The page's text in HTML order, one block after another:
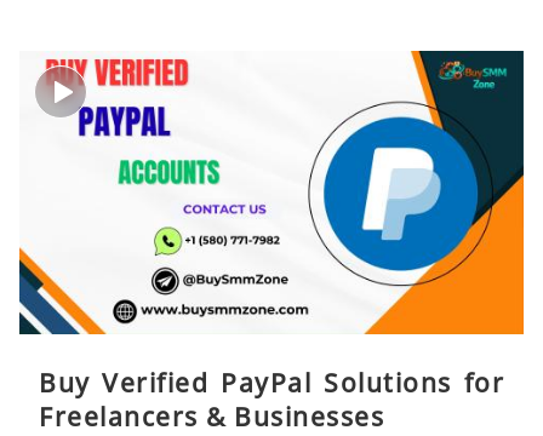
Buy Verified PayPal Solutions for
Freelancers & Businesses